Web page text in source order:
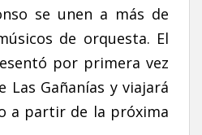
se unen a más de
de orquesta. El
por primera vez
Las Gañanías y viajará
a partir de la próxima